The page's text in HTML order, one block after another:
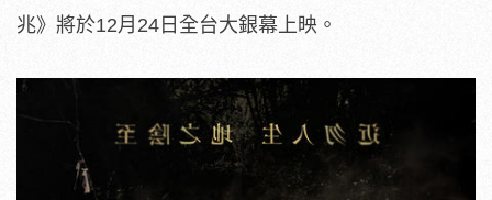
兆》將於12月24日全台大銀幕上映。